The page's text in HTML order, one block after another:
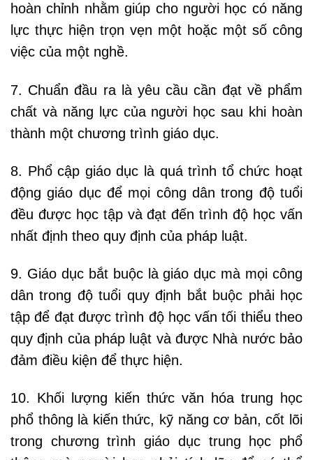
hoàn chỉnh nhằm giúp cho người học có năng
lực thực hiện trọn vẹn một hoặc một số công
việc của một nghề.
7. Chuẩn đầu ra là yêu cầu cần đạt về phẩm
chất và năng lực của người học sau khi hoàn
thành một chương trình giáo dục.
8. Phổ cập giáo dục là quá trình tổ chức hoạt
động giáo dục để mọi công dân trong độ tuổi
đều được học tập và đạt đến trình độ học vấn
nhất định theo quy định của pháp luật.
9. Giáo dục bắt buộc là giáo dục mà mọi công
dân trong độ tuổi quy định bắt buộc phải học
tập để đạt được trình độ học vấn tối thiểu theo
quy định của pháp luật và được Nhà nước bảo
đảm điều kiện để thực hiện.
10. Khối lượng kiến thức văn hóa trung học
phổ thông là kiến thức, kỹ năng cơ bản, cốt lõi
trong chương trình giáo dục trung học phổ